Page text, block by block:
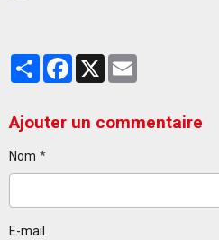
PartagerFacebook
X
Ajouter un commentaire
Nom
E-mail